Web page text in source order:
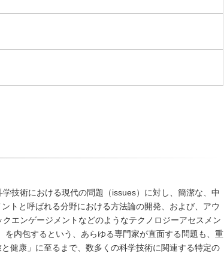
技術における現代の問題（issues）に対し、簡潔な、中
トと呼ばれる分野における方法論の開発、および、アウ
エンゲージメントなどのようなテクノロジーアセスメン
内包するという、あらゆる専門家が直面する問題も、重
健康」に至るまで、数多くの科学技術に関連する特定の